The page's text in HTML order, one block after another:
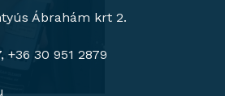
Ábrahám krt 2.
+36 30 951 2879